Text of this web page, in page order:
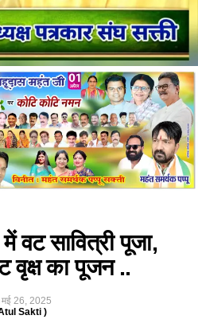
वट सावित्री पूजा,
वृक्ष का पूजन ..
मई 26, 2025
Sakti )